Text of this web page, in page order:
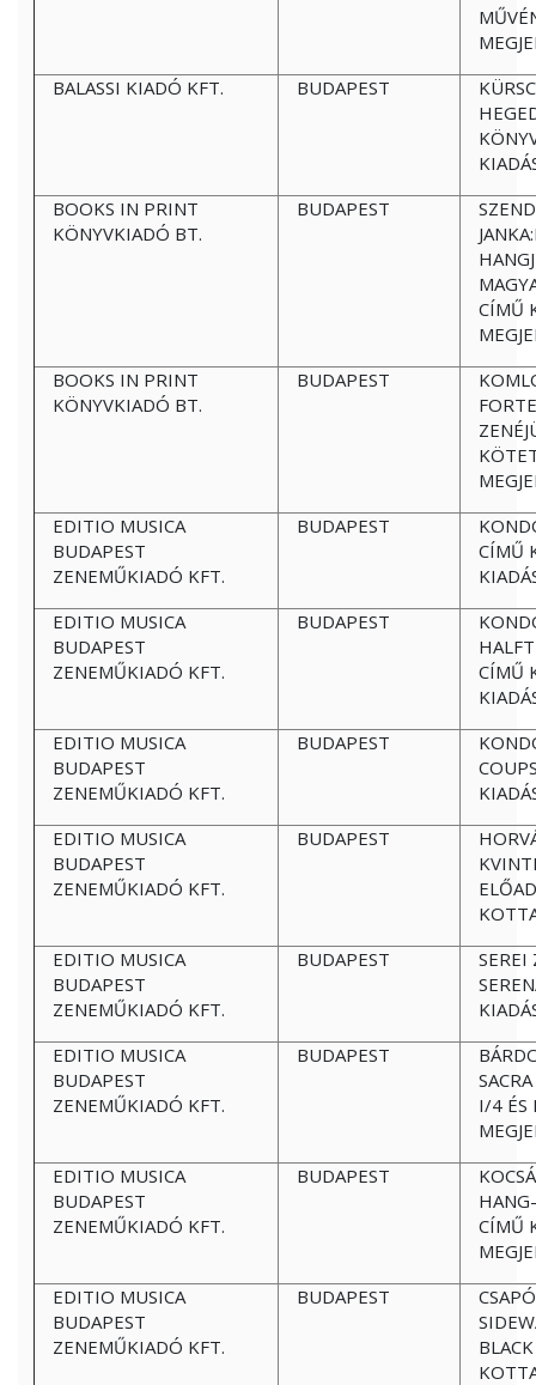
BALASSI KIADÓ KFT.
BUDAPEST
BOOKS IN PRINT
KÖNYVKIADÓ BT.
BUDAPEST
CÍMŰ
BOOKS IN PRINT
KÖNYVKIADÓ BT.
BUDAPEST
EDITIO MUSICA
BUDAPEST
ZENEMŰKIADÓ KFT.
BUDAPEST
CÍMŰ
EDITIO MUSICA
BUDAPEST
ZENEMŰKIADÓ KFT.
BUDAPEST
CÍMŰ
EDITIO MUSICA
BUDAPEST
ZENEMŰKIADÓ KFT.
BUDAPEST
EDITIO MUSICA
BUDAPEST
ZENEMŰKIADÓ KFT.
BUDAPEST
EDITIO MUSICA
BUDAPEST
ZENEMŰKIADÓ KFT.
BUDAPEST
SEREI
EDITIO MUSICA
BUDAPEST
ZENEMŰKIADÓ KFT.
BUDAPEST
I/4 ÉS
EDITIO MUSICA
BUDAPEST
ZENEMŰKIADÓ KFT.
BUDAPEST
CÍMŰ
EDITIO MUSICA
BUDAPEST
ZENEMŰKIADÓ KFT.
BUDAPEST